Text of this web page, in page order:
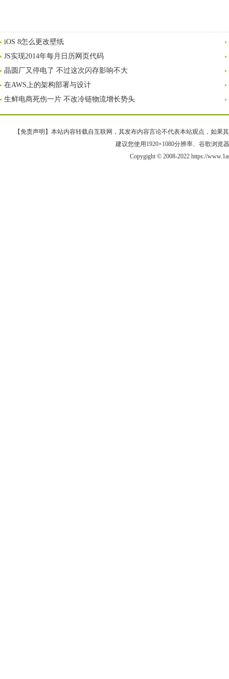
iOS 8怎么更改壁纸
JS实现2014年每月日历网页代码
晶圆厂又停电了 不过这次闪存影响不大
在AWS上的架构部署与设计
生鲜电商死伤一片 不改冷链物流增长势头
【免责声明】本站内容转载自互联网，其发布内容言论不代表本站观点，如果
建议您使用1920×1080分辨率、谷歌浏览
Copygight © 2008-2022 https://